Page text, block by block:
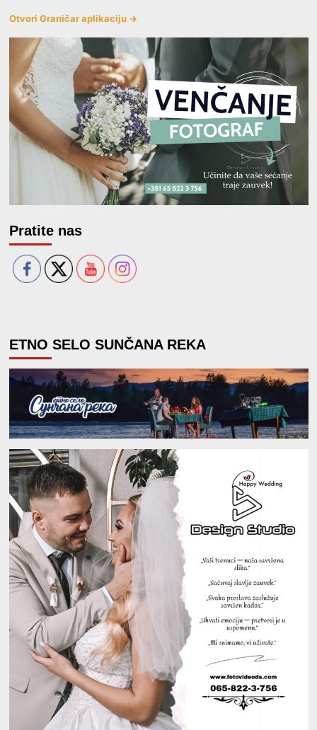
Otvori Graničar aplikaciju →
Pratite nas
ETNO SELO SUNČANA REKA